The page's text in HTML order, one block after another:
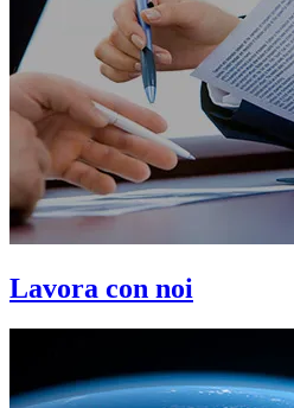
Lavora con noi